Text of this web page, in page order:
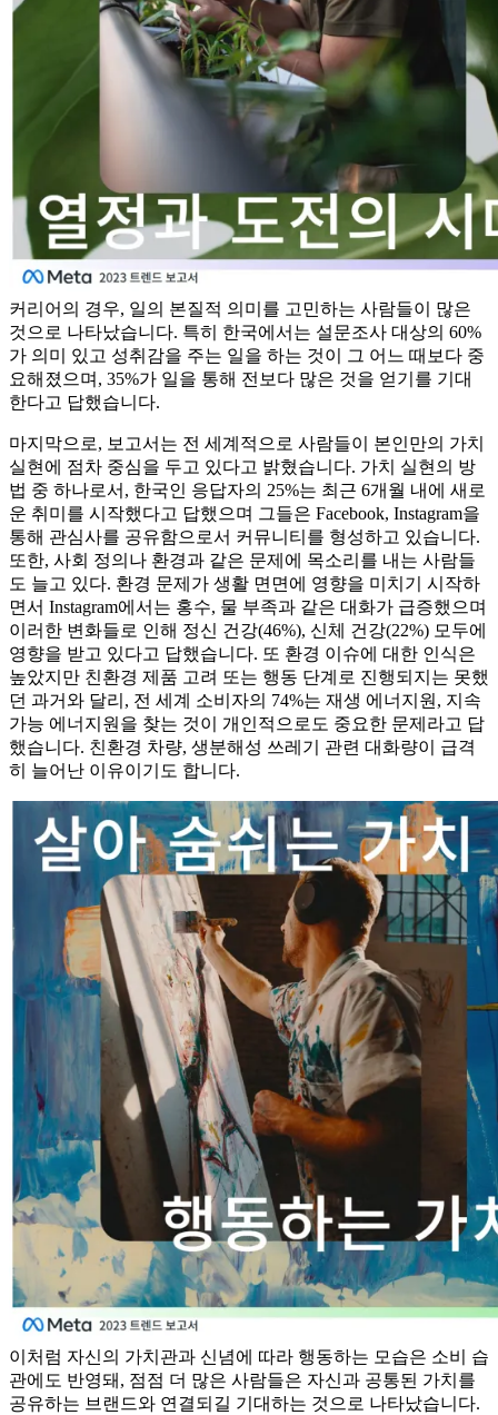
커리어의 경우, 일의 본질적 의미를 고민하는 사람들이 많은
것으로 나타났습니다. 특히 한국에서는 설문조사 대상의 60%
가 의미 있고 성취감을 주는 일을 하는 것이 그 어느 때보다 중
요해졌으며, 35%가 일을 통해 전보다 많은 것을 얻기를 기대
한다고 답했습니다.
마지막으로, 보고서는 전 세계적으로 사람들이 본인만의 가치
실현에 점차 중심을 두고 있다고 밝혔습니다. 가치 실현의 방
법 중 하나로서, 한국인 응답자의 25%는 최근 6개월 내에 새로
운 취미를 시작했다고 답했으며 그들은 Facebook, Instagram을
통해 관심사를 공유함으로서 커뮤니티를 형성하고 있습니다.
또한, 사회 정의나 환경과 같은 문제에 목소리를 내는 사람들
도 늘고 있다. 환경 문제가 생활 면면에 영향을 미치기 시작하
면서 Instagram에서는 홍수, 물 부족과 같은 대화가 급증했으며
이러한 변화들로 인해 정신 건강(46%), 신체 건강(22%) 모두에
영향을 받고 있다고 답했습니다. 또 환경 이슈에 대한 인식은
높았지만 친환경 제품 고려 또는 행동 단계로 진행되지는 못했
던 과거와 달리, 전 세계 소비자의 74%는 재생 에너지원, 지속
가능 에너지원을 찾는 것이 개인적으로도 중요한 문제라고 답
했습니다. 친환경 차량, 생분해성 쓰레기 관련 대화량이 급격
히 늘어난 이유이기도 합니다.
이처럼 자신의 가치관과 신념에 따라 행동하는 모습은 소비 습
관에도 반영돼, 점점 더 많은 사람들은 자신과 공통된 가치를
공유하는 브랜드와 연결되길 기대하는 것으로 나타났습니다.